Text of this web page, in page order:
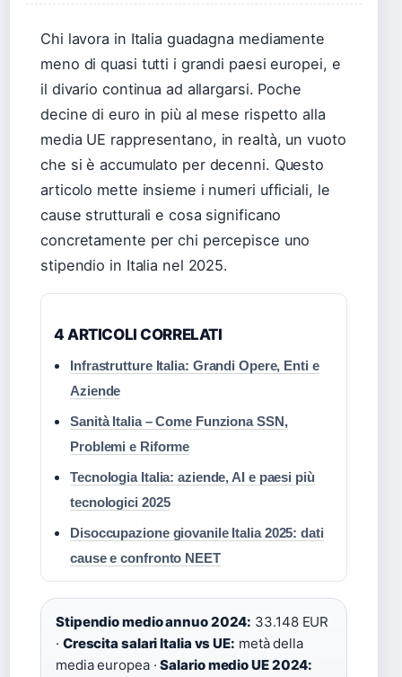
Chi lavora in Italia guadagna mediamente
meno di quasi tutti i grandi paesi europei, e
il divario continua ad allargarsi. Poche
decine di euro in più al mese rispetto alla
media UE rappresentano, in realtà, un vuoto
che si è accumulato per decenni. Questo
articolo mette insieme i numeri ufficiali, le
cause strutturali e cosa significano
concretamente per chi percepisce uno
stipendio in Italia nel 2025.
4 ARTICOLI CORRELATI
Infrastrutture Italia: Grandi Opere, Enti e
Aziende
Sanità Italia – Come Funziona SSN,
Problemi e Riforme
Tecnologia Italia: aziende, AI e paesi più
tecnologici 2025
Disoccupazione giovanile Italia 2025: dati
cause e confronto NEET
Stipendio medio annuo 2024: 33.148 EUR
· Crescita salari Italia vs UE: metà della
media europea ·Salario medio UE 2024: